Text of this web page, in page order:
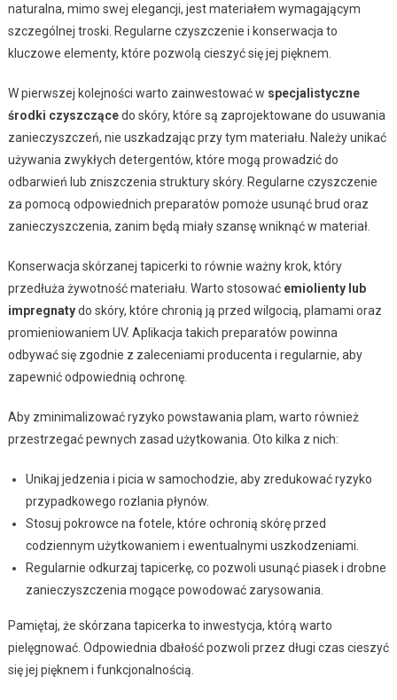
naturalna, mimo swej elegancji, jest materiałem wymagającym
szczególnej troski. Regularne czyszczenie i konserwacja to
kluczowe elementy, które pozwolą cieszyć się jej pięknem.
W pierwszej kolejności warto zainwestować w specjalistyczne
środki czyszczącedo skóry, które są zaprojektowane do usuwania
zanieczyszczeń, nie uszkadzając przy tym materiału. Należy unikać
używania zwykłych detergentów, które mogą prowadzić do
odbarwień lub zniszczenia struktury skóry. Regularne czyszczenie
za pomocą odpowiednich preparatów pomoże usunąć brud oraz
zanieczyszczenia, zanim będą miały szansę wniknąć w materiał.
Konserwacja skórzanej tapicerki to równie ważny krok, który
przedłuża żywotność materiału. Warto stosować emiolienty lub
impregnatydo skóry, które chronią ją przed wilgocią, plamami oraz
promieniowaniem UV. Aplikacja takich preparatów powinna
odbywać się zgodnie z zaleceniami producenta i regularnie, aby
zapewnić odpowiednią ochronę.
Aby zminimalizować ryzyko powstawania plam, warto również
przestrzegać pewnych zasad użytkowania. Oto kilka z nich:
Unikaj jedzenia i picia w samochodzie, aby zredukować ryzyko
przypadkowego rozlania płynów.
Stosuj pokrowce na fotele, które ochronią skórę przed
codziennym użytkowaniem i ewentualnymi uszkodzeniami.
Regularnie odkurzaj tapicerkę, co pozwoli usunąć piasek i drobne
zanieczyszczenia mogące powodować zarysowania.
Pamiętaj, że skórzana tapicerka to inwestycja, którą warto
pielęgnować. Odpowiednia dbałość pozwoli przez długi czas cieszyć
się jej pięknem i funkcjonalnością.